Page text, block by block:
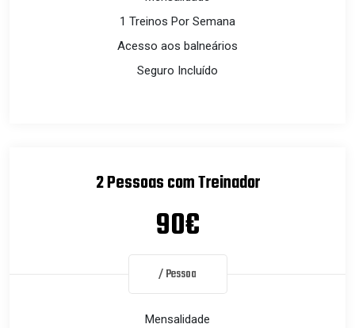
1 Treinos Por Semana
Acesso aos balneários
Seguro Incluído
2 Pessoas com Treinador
90€
/ Pessoa
Mensalidade